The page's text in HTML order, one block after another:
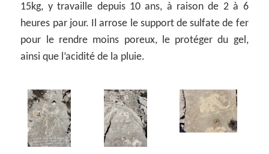
15kg, y travaille depuis 10 ans, à raison de 2 à 6
heures par jour. Il arrose le support de sulfate de fer
pour le rendre moins poreux, le protéger du gel,
ainsi que l’acidité de la pluie.